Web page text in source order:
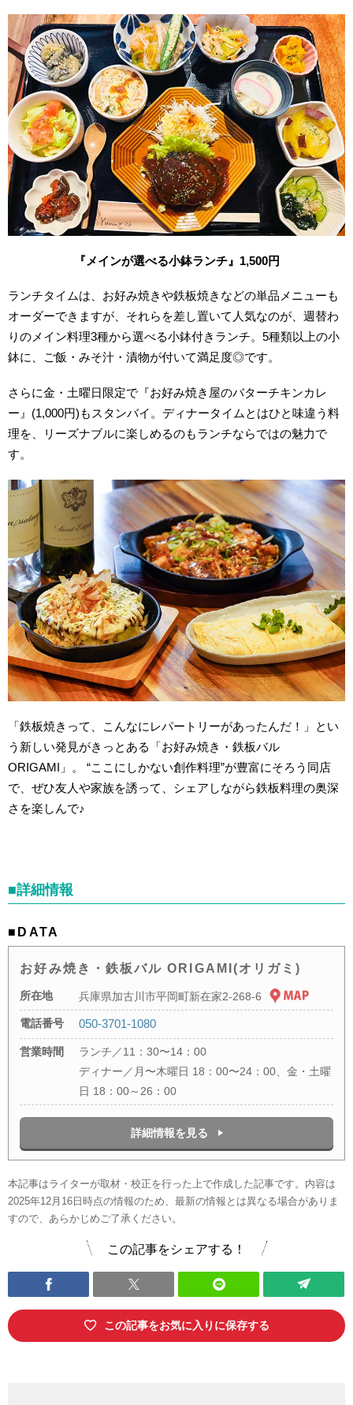
『メインが選べる小鉢ランチ』1,500円
ランチタイムは、お好み焼きや鉄板焼きなどの単品メニューも
オーダーできますが、それらを差し置いて人気なのが、週替わ
りのメイン料理3種から選べる小鉢付きランチ。5種類以上の小
鉢に、ご飯・みそ汁・漬物が付いて満足度◎です。
さらに金・土曜日限定で『お好み焼き屋のバターチキンカレ
ー』(1,000円)もスタンバイ。ディナータイムとはひと味違う料
理を、リーズナブルに楽しめるのもランチならではの魅力で
す。
「鉄板焼きって、こんなにレパートリーがあったんだ！」とい
う新しい発見がきっとある「お好み焼き・鉄板バル
ORIGAMI」。 “ここにしかない創作料理”が豊富にそろう同店
で、ぜひ友人や家族を誘って、シェアしながら鉄板料理の奥深
さを楽しんで♪
■詳細情報
■DATA
お好み焼き・鉄板バル ORIGAMI(オリガミ)
所在地 兵庫県加古川市平岡町新在家2-268-6
電話番号 050-3701-1080
営業時間
ランチ／11：30〜14：00
ディナー／月〜木曜日 18：00〜24：00、金・土曜
日 18：00～26：00
詳細情報を見る
本記事はライターが取材・校正を行った上で作成した記事です。内容は
2025年12月16日時点の情報のため、最新の情報とは異なる場合がありま
すので、あらかじめご了承ください。
この記事をシェアする！
この記事をお気に入りに保存する